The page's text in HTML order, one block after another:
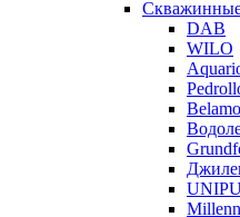
DAB
WILO